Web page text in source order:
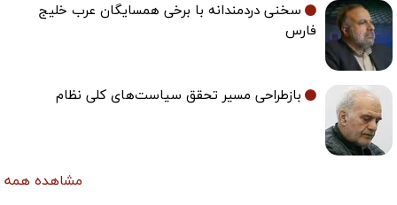
سخنی دردمندانه با برخی همسایگان عرب خلیج
فارس
بازطراحی مسیر تحقق سیاست‌های کلی نظام
مشاهده همه